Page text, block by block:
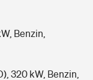
Benzin,
320 kW, Benzin,